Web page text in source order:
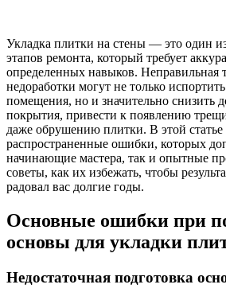
Укладка плитки на стены — это один
этапов ремонта, который требует
определенных навыков. Неправильная
недоработки могут не только
помещения, но и значительно снизить
покрытия, привести к появлению
даже обрушению плитки. В этой
распространенные ошибки, которых
начинающие мастера, так и опытные
советы, как их избежать, чтобы
радовал вас долгие годы.
Основные ошибки при
основы для укладки
Недостаточная подготовка